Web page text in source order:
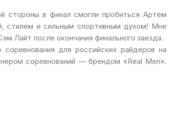
стороны в финал смогли пробиться Артем
стилем и сильным спортивным духом! Мне
Лайт после окончания финального заезда.
для российских райдеров на
соревнований — брендом «Real Men».